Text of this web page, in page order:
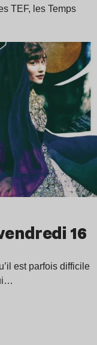
TEF, les Temps
16
est parfois difficile